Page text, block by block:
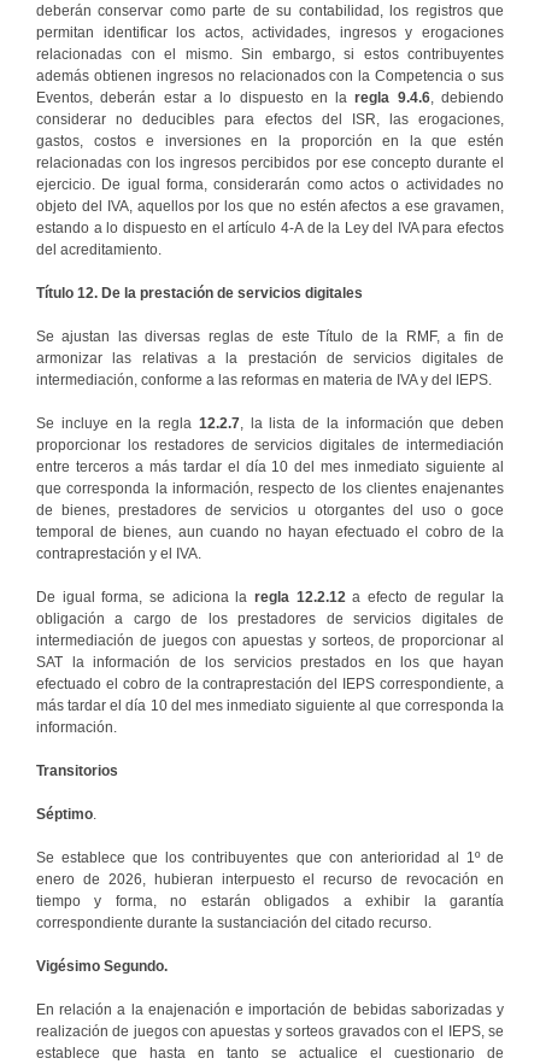
deberán conservar como parte de su contabilidad, los registros que
permitan identificar los actos, actividades, ingresos y erogaciones
relacionadas con el mismo. Sin embargo, si estos contribuyentes
además obtienen ingresos no relacionados con la Competencia o sus
Eventos, deberán estar a lo dispuesto en laregla 9.4.6, debiendo
considerar no deducibles para efectos del ISR, las erogaciones,
gastos, costos e inversiones en la proporción en la que estén
relacionadas con los ingresos percibidos por ese concepto durante el
ejercicio. De igual forma, considerarán como actos o actividades no
objeto del IVA, aquellos por los que no estén afectos a ese gravamen,
estando a lo dispuesto en el artículo 4-A de la Ley del IVA para efectos
del acreditamiento.
Título 12. De la prestación de servicios digitales
Se ajustan las diversas reglas de este Título de la RMF, a fin de
armonizar las relativas a la prestación de servicios digitales de
intermediación, conforme a las reformas en materia de IVA y del IEPS.
Se incluye en la regla 12.2.7, la lista de la información que deben
proporcionar los restadores de servicios digitales de intermediación
entre terceros a más tardar el día 10 del mes inmediato siguiente al
que corresponda la información, respecto de los clientes enajenantes
de bienes, prestadores de servicios u otorgantes del uso o goce
temporal de bienes, aun cuando no hayan efectuado el cobro de la
contraprestación y el IVA.
De igual forma, se adiciona la regla 12.2.12a efecto de regular la
obligación a cargo de los prestadores de servicios digitales de
intermediación de juegos con apuestas y sorteos, de proporcionar al
SAT la información de los servicios prestados en los que hayan
efectuado el cobro de la contraprestación del IEPS correspondiente, a
más tardar el día 10 del mes inmediato siguiente al que corresponda la
información.
Transitorios
Séptimo.
Se establece que los contribuyentes que con anterioridad al 1º de
enero de 2026, hubieran interpuesto el recurso de revocación en
tiempo y forma, no estarán obligados a exhibir la garantía
correspondiente durante la sustanciación del citado recurso.
Vigésimo Segundo.
En relación a la enajenación e importación de bebidas saborizadas y
realización de juegos con apuestas y sorteos gravados con el IEPS, se
establece que hasta en tanto se actualice el cuestionario de